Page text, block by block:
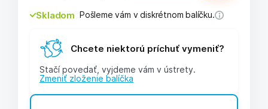
Skladom Pošleme vám v diskrétnom balíčku.
Chcete niektorú príchuť vymeniť?
Stačí povedať, vyjdeme vám v ústrety.
Zmeniť zloženie balíčka